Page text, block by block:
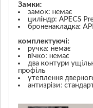
Замки:
замок: немає
циліндр: APECS
броненакладка:
комплектуючі:
ручка: немає
вічко: немає
два контури
профіль
утеплення
антизрізи: